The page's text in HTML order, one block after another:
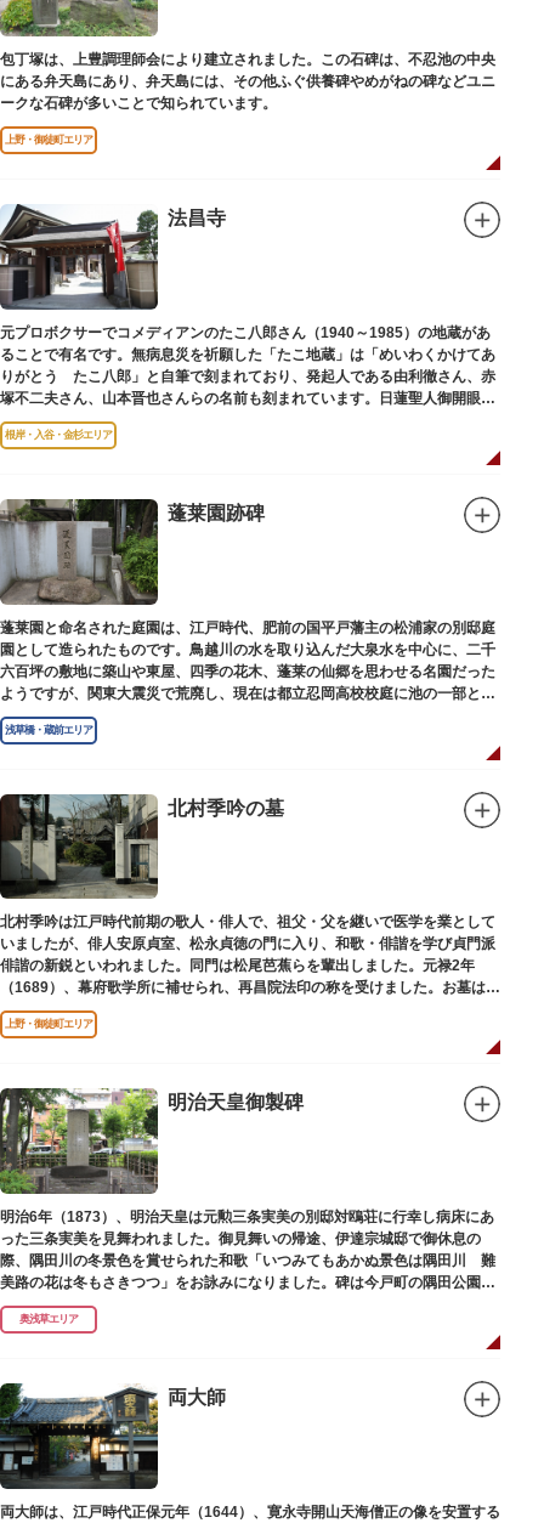
包丁塚は、上豊調理師会により建立されました。この石碑は、不忍池の中央
にある弁天島にあり、弁天島には、その他ふぐ供養碑やめがねの碑などユニ
ークな石碑が多いことで知られています。
上野・御徒町エリア
法昌寺
元プロボクサーでコメディアンのたこ八郎さん（1940～1985）の地蔵があ
ることで有名です。無病息災を祈願した「たこ地蔵」は「めいわくかけてあ
りがとう たこ八郎」と自筆で刻まれており、発起人である由利徹さん、赤
塚不二夫さん、山本晋也さんらの名前も刻まれています。日蓮聖人御開眼の
毘沙門天を奉安しています。
根岸・入谷・金杉エリア
蓬莱園跡碑
蓬莱園と命名された庭園は、江戸時代、肥前の国平戸藩主の松浦家の別邸庭
園として造られたものです。鳥越川の水を取り込んだ大泉水を中心に、二千
六百坪の敷地に築山や東屋、四季の花木、蓬莱の仙郷を思わせる名園だった
ようですが、関東大震災で荒廃し、現在は都立忍岡高校校庭に池の一部と都
指定の天然記念物の大イチョウを残すのみです。
浅草橋・蔵前エリア
北村季吟の墓
北村季吟は江戸時代前期の歌人・俳人で、祖父・父を継いで医学を業として
いましたが、俳人安原貞室、松永貞徳の門に入り、和歌・俳諧を学び貞門派
俳諧の新鋭といわれました。同門は松尾芭蕉らを輩出しました。元禄2年
（1689）、幕府歌学所に補せられ、再昌院法印の称を受けました。お墓は正
慶寺（しょうけいじ）にあります。
上野・御徒町エリア
明治天皇御製碑
明治6年（1873）、明治天皇は元勲三条実美の別邸対鴎荘に行幸し病床にあ
った三条実美を見舞われました。御見舞いの帰途、伊達宗城邸で御休息の
際、隅田川の冬景色を賞せられた和歌「いつみてもあかぬ景色は隅田川 難
美路の花は冬もさきつつ」をお詠みになりました。碑は今戸町の隅田公園内
にあります。
奥浅草エリア
両大師
両大師は、江戸時代正保元年（1644）、寛永寺開山天海僧正の像を安置する